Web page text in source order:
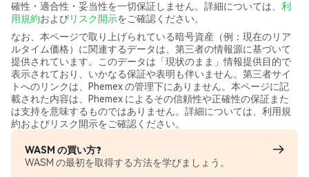
確性・適合性・妥当性を一切保証しません。詳細については、 利
用規約およびリスク開示をご確認ください。
なお、本ページで取り上げられている暗号資産（例：現在のリア
ルタイム価格）に関連するデータは、第三者の情報源に基づいて
提供されています。このデータは「現状のまま」情報提供目的で
表示されており、いかなる保証や表明も伴いません。第三者サイ
トへのリンクは、Phemex の管理下にありません。本ページに記
載された内容は、Phemex によるその信頼性や正確性の保証また
は支持を意味するものではありません。詳細については、利用規
約およびリスク開示をご確認ください。
WASM の買い方?
WASM の最初を取得する方法を学びましょう。